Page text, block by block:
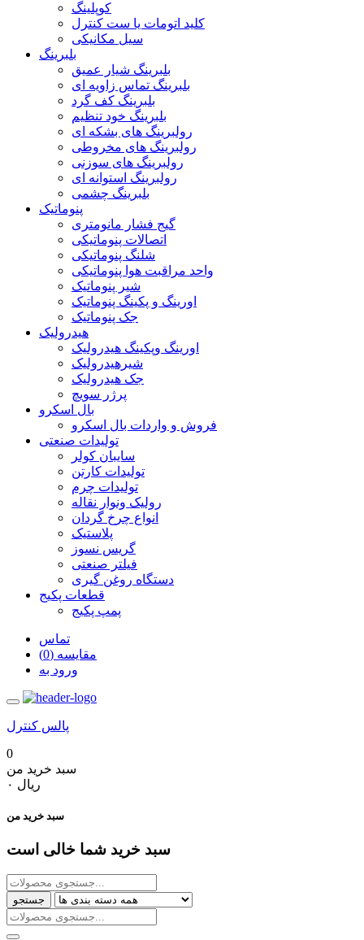
کوپلینگ
کلید اتومات یا ست کنترل
سیل مکانیکی
بلبرینگ
بلبرینگ شیار عمیق
بلبرینگ تماس زاویه ای
بلبرینگ کف گرد
بلبرینگ خود تنظیم
رولبرینگ های بشکه ای
رولبرینگ های مخروطی
رولبرینگ های سوزنی
رولبرینگ استوانه ای
بلبرینگ چشمی
پنوماتیک
گیج فشار مانومتری
اتصالات پنوماتیکی
شلنگ پنوماتیکی
واحد مراقبت هوا پنوماتیکی
شیر پنوماتیک
اورینگ و پکینگ پنوماتیک
جک پنوماتیک
هیدرولیک
اورینگ وپکینگ هیدرولیک
شیرهیدرولیک
جک هیدرولیک
پرژر سویچ
بال اسکرو
فروش و واردات بال اسکرو
تولیدات صنعتی
سایبان کولر
تولیدات کارتن
تولیدات چرم
رولیک ونوار نقاله
انواع چرخ گردان
پلاستیک
گریس نسوز
فیلتر صنعتی
دستگاه روغن گیری
قطعات پکیج
پمپ پکیج
تماس
مقایسه (0)
ورود به
پالس کنترل
0
سبد خرید من
‎ریال ۰
سبد خرید من
سبد خرید شما خالی است
جستجو